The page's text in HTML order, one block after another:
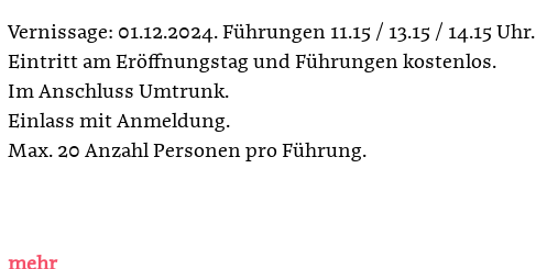
Vernissage: 01.12.2024. Führungen 11.15 / 13.15 / 14.15 Uhr.
Eintritt am Eröffnungstag und Führungen kostenlos.
Im Anschluss Umtrunk.
Einlass mit Anmeldung.
Max. 20 Anzahl Personen pro Führung.